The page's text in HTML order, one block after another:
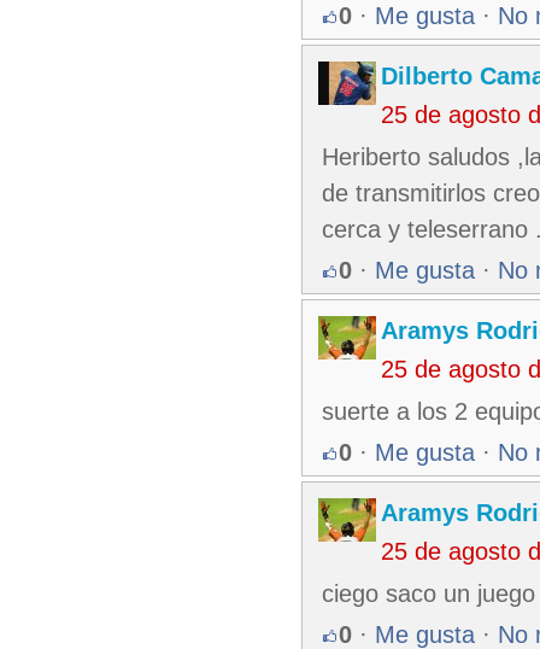
0 · Me gusta · No
Dilberto
25 de agosto
Heriberto saludos
de transmitirlos
cerca y teleserrano
0 · Me gusta · No
Aramys
25 de agosto
suerte a los 2
0 · Me gusta · No
Aramys
25 de agosto
ciego saco un
0 · Me gusta · No